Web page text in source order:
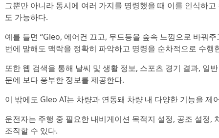
그뿐만 아니라 동시에 여러 가지를 명령했을 때 이를 인식하
도 가능하다.
예를 들면 “Gleo, 에어컨 끄고, 무드등을 숲속 느낌으로 바꿔
번에 말해도 맥락을 정확히 파악하고 명령을 순차적으로 수행
또한 웹 검색을 통해 날씨 및 생활 정보, 스포츠 경기 결과, 일
문에 보다 풍부한 정보를 제공한다.
이 밖에도 Gleo AI는 차량과 연동돼 차량 내 다양한 기능을 제
운전자는 주행 중 필요한 내비게이션 목적지 설정, 공조 설정,
조작할 수 있다.